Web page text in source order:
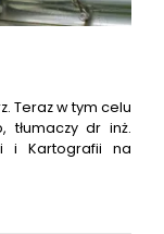
Teraz w tym celu
tłumaczy dr inż.
i Kartografii na